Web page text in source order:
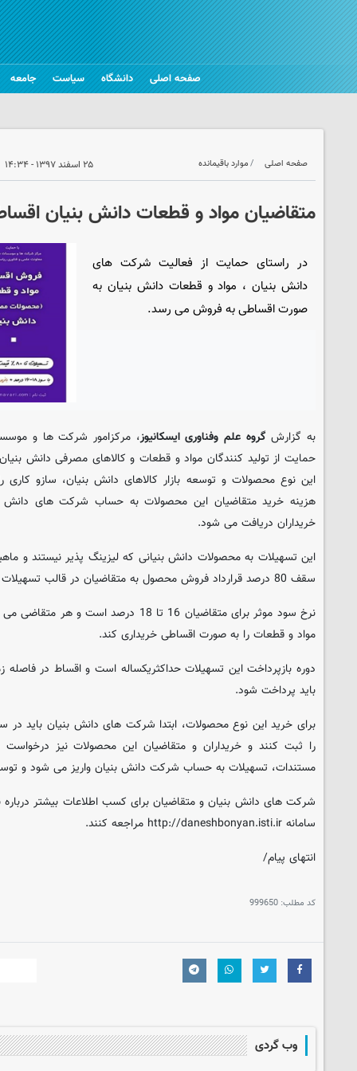
صفحه اصلی دانشگاه سیاست جامعه
صفحه اصلی موارد باقیمانده ۲۵ اسفند ۱۳۹۷ - ۱۴:۳۴
متقاضیان مواد و قطعات دانش بنیان
در راستای حمایت از فعالیت شرکت های
دانش بنیان ، مواد و قطعات دانش بنیان به
صورت اقساطی به فروش می رسد.
به گزارش گروه علم وفناوری ایسکانیوز، مرکزامور شرکت ها و
حمایت از تولید کنندگان مواد و قطعات و کالاهای مصرفی دانش
این نوع محصولات و توسعه بازار کالاهای دانش بنیان، سازو
هزینه خرید متقاضیان این محصولات به حساب شرکت های دانش
خریداران دریافت می شود.
این تسهیلات به محصولات دانش بنیانی که لیزینگ پذیر نیستند و
سقف 80 درصد قرارداد فروش محصول به متقاضیان در قالب تسهیلات پرداخت می شود.
نرخ سود موثر برای متقاضیان 16 تا 18
مواد و قطعات را به صورت اقساطی خریداری کند.
دوره بازپرداخت این تسهیلات حداکثریکساله است و اقساط در
باید پرداخت شود.
را ثبت کنند و خریداران و متقاضیان این محصولات نیز
مستندات، تسهیلات به حساب شرکت دانش بنیان واریز می شود و
شرکت های دانش بنیان و متقاضیان برای کسب اطلاعات بیشتر درباره
سامانه http://daneshbonyan.isti.ir مراجعه کنند.
انتهای پیام/
کد مطلب: 999650
وب گردی